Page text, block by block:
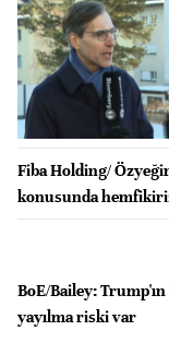
Fiba Holding/
konusunda
BoE/Bailey: Trump'ın
yayılma riski var